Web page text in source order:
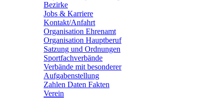
Bezirke
Jobs & Karriere
Kontakt/​​Anfahrt
Orga­ni­sa­tion Ehrenamt
Orga­ni­sa­tion Hauptberuf
Satzung und Ordnungen
Sport­fach­ver­bände
Verbände mit beson­de­rer
Aufgabenstellung
Zahlen Daten Fakten
Verein